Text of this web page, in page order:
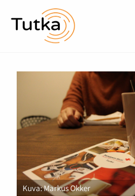
Kuva: Markus Okker